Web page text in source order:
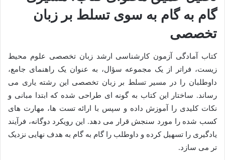
گام به گام به سوی تسلط بر زبان
تخصصی
کتاب آمادگی آزمون کارشناسی ارشد زبان تخصصی علوم محیط
زیست، فراتر از یک مجموعه سؤال، به عنوان یک راهنمای جامع،
داوطلبان را در مسیر تسلط بر زبان تخصصی این رشته یاری می
رساند. ساختار این کتاب به گونه ای طراحی شده که ابتدا مبانی و
نکات کلیدی را آموزش داده و سپس با ارائه تست ها، مهارت های
کسب شده را مورد سنجش قرار می دهد. این رویکرد دوگانه، فرآیند
یادگیری را تسهیل کرده و داوطلب را گام به گام به هدف نهایی نزدیک
تر می سازد.